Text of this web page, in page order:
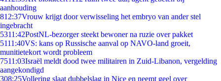
aanhouding
812:37Vrouw krijgt door verwisseling het embryo van ander stel
ingebracht
5311:42PostNL-bezorger steekt bewoner na ruzie over pakket
5111:40VS: kans op Russische aanval op NAVO-land groeit,
munitietekort wordt probleem
7511:03Israël meldt dood twee militairen in Zuid-Libanon, vergelding
aangekondigd
308:25Vollering slaat dubbelslag in Nice en neemt geel over